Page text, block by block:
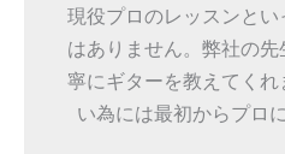
現役プロのレッスンと
はありません。弊社の
寧にギターを教えてく
い為には最初からプロ